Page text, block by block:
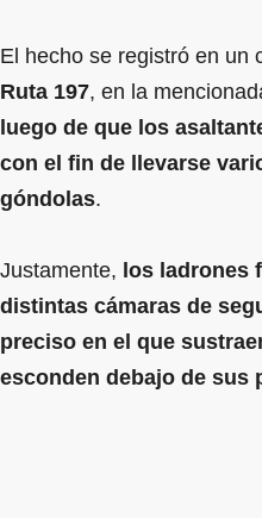
El hecho se registró en un
Ruta 197, en la
luego de que los
con el fin de llevarse
góndolas.
Justamente, los ladrones
distintas cámaras de
preciso en el que
esconden debajo de sus